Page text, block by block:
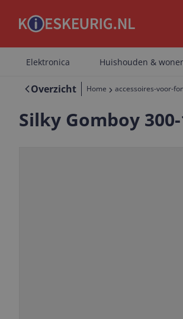
Elektronica Huishouden &
Overzicht Home accessoires-voor-
Silky Gomboy